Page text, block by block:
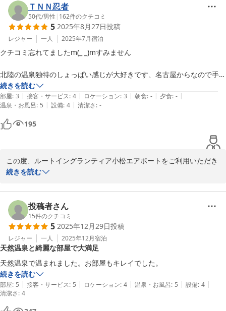
変嬉しく存じます。お食事にもご満足いただけているとのお言葉
は、調理スタッフにとっても大きな励みになります。
また、朝食につきましての率直なご感想もありがとうございます。
メニューのバリエーションや地域の食材を取り入れるなど、より一
今後とも、ご夫婦でのご旅行の定番としてお選びいただけましたら
幸いでございます。またのお越しを心よりお待ち申し上げておりま
す。
ルートイングランティア小松エアポート
2025-11-20
ＴＮＮ忍者
50代/男性 | 162件のクチコミ
5 2025年8月27日投稿
レジャー 一人 2025年7月宿泊
クチコミ忘れてましたm(_ _)mすみません
北陸の温泉独特のしょっぱい感じが大好きです、名古屋からなので手前
のあ〇ら温泉に交通費的には負けますが
それを押しても来たい温泉です。
ルートインのグランディアは飛騨ともにお気に入りです。
続きを読む
部屋: 3 | 接客・サービス: 4 | ロケーション: 3 | 朝食: - | 夕食: - |
温泉・お風呂: 5 | 設備: 4 | 清潔さ: -
195
この度、ルートイングランティア小松エアポートをご利用いただき
まして、誠に有難うございます。
北陸の独特な温泉質をご満喫いただけたご様子、大変嬉しく拝読い
たしました。名古屋からのご移動にもかかわらず、当ホテルにご来
館いただけたことは、私どもにとって何よりの喜びでございます。
お客様にご満足いただける施設やサービスを提供できますよう、日
頃より従業員一同努めていきたいと思います。
ルートイングランティア小松エアポート
2025-08-28
続きを読む
投稿者さん
15件のクチコミ
5 2025年12月29日投稿
レジャー 一人 2025年12月宿泊
天然温泉と綺麗な部屋で大満足
天然温泉で温まれました。お部屋もキレイでした。
続きを読む
部屋: 5 | 接客・サービス: 5 | ロケーション: 4 | 温泉・お風呂: 5 | 設備: 4 |
清潔さ: 4